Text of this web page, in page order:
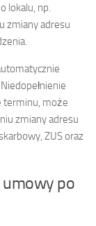
lokalu, np.
zmiany adresu
terminu, może
zmiany adresu
ZUS oraz
umowy po